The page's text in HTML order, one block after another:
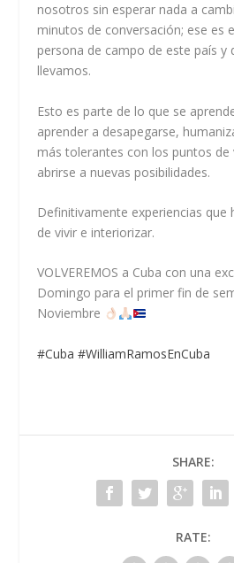
nosotros sin esperar nada a
minutos de conversación; ese es
persona de campo de este país y
llevamos.
Esto es parte de lo que se
aprender a desapegarse,
más tolerantes con los puntos de
abrirse a nuevas posibilidades.
Definitivamente experiencias que
de vivir e interiorizar.
VOLVEREMOS a Cuba con una
Domingo para el primer fin de
Noviembre
#Cuba #WilliamRamosEnCuba
SHARE:
RATE: